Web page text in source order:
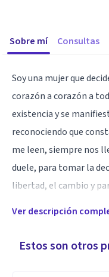
Sobre mí Consultas
Soy una mujer que
corazón a corazón a
existencia y se
reconociendo que
me leen, siempre nos
duele, para tomar la
libertad, el cambio y
Especialidad
Ver descripción
Estos son otros